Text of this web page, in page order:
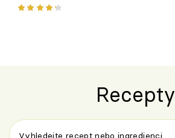
pokrm z jednoho hrnce
Recepty